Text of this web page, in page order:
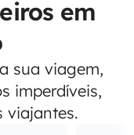
em
sua viagem,
imperdíveis,
viajantes.